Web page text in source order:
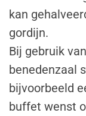
kan
gordijn.
Bij gebruik
benedenzaal
bijvoorbeeld
buffet wenst